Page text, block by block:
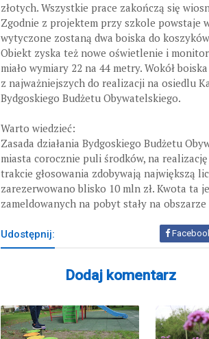
złotych. Wszystkie prace zakończą się
Zgodnie z projektem przy szkole powstaje
wytyczone zostaną dwa boiska do
Obiekt zyska też nowe oświetlenie i
miało wymiary 22 na 44 metry. Wokół
z najważniejszych do realizacji na osiedlu
Bydgoskiego Budżetu Obywatelskiego.
Warto wiedzieć:
Zasada działania Bydgoskiego Budżetu
miasta corocznie puli środków, na
trakcie głosowania zdobywają największą
zarezerwowano blisko 10 mln zł. Kwota
zameldowanych na pobyt stały na
Udostępnij:
Dodaj komentarz